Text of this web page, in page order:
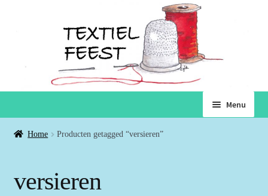
naar
de
Menu
HomeHome Producten getagged “versieren”
versieren